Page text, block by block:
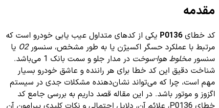
مقدمه
کد خطای P0136 یکی از کدهای متداول عیب یابی خودرو است که
مرتبط با عملکرد حسگر اکسیژن یا به طور مشخص، سنسورO2 یا
سنسور مخلوط هوا-سوخت
در مدار جلو و سمت بانک 1 می‌باشد.
شناخت دقیق این کد خطا برای هر راننده و عاشق خودرو بسیار
مهم است، چرا که می‌تواند نشان‌دهنده مشکلات جدی در سیستم
اگزوز و موتور باشد. در این مقاله قصد داریم به بررسی جامع کد